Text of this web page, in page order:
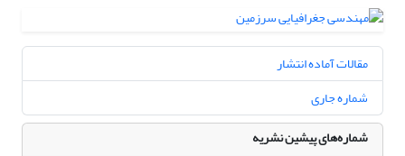
مقالات آماده انتشار
شماره جاری
شماره‌های پیشین نشریه